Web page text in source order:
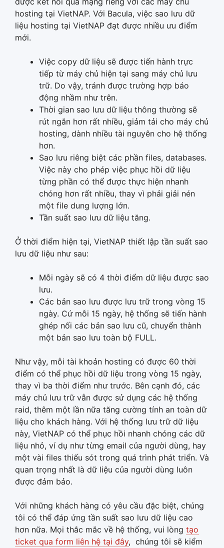
hosting tại VietNAP. Với Bacula, việc sao lưu dữ
liệu hosting tại VietNAP đạt được nhiều ưu điểm
mới.
Việc copy dữ liệu sẽ được tiến hành trực
tiếp từ máy chủ hiện tại sang máy chủ lưu
trữ. Do vậy, tránh được trường hợp báo
động nhầm như trên.
Thời gian sao lưu dữ liệu thông thường sẽ
rút ngắn hơn rất nhiều, giảm tải cho máy chủ
hosting, dành nhiều tài nguyên cho hệ thống
hơn.
Sao lưu riêng biệt các phần files, databases.
Việc này cho phép việc phục hồi dữ liệu
từng phần có thể được thực hiện nhanh
chóng hơn rất nhiều, thay vì phải giải nén
một file dung lượng lớn.
Tần suất sao lưu dữ liệu tăng.
Ở thời điểm hiện tại, VietNAP thiết lập tần suất sao
lưu dữ liệu như sau:
Mỗi ngày sẽ có 4 thời điểm dữ liệu được sao
lưu.
Các bản sao lưu được lưu trữ trong vòng 15
ngày. Cứ mỗi 15 ngày, hệ thống sẽ tiến hành
ghép nối các bản sao lưu cũ, chuyển thành
một bản sao lưu toàn bộ FULL.
Như vậy, mỗi tài khoản hosting có được 60 thời
điểm có thể phục hồi dữ liệu trong vòng 15 ngày,
thay vì ba thời điểm như trước. Bên cạnh đó, các
máy chủ lưu trữ vẫn được sử dụng các hệ thống
raid, thêm một lần nữa tăng cường tính an toàn dữ
liệu cho khách hàng. Với hệ thống lưu trữ dữ liệu
này, VietNAP có thể phục hồi nhanh chóng các dữ
liệu nhỏ, ví dụ như từng email của người dùng, hay
một vài files thiếu sót trong quá trình phát triển. Và
quan trọng nhất là dữ liệu của người dùng luôn
được đảm bảo.
Với những khách hàng có yêu cầu đặc biệt, chúng
tôi có thể đáp ứng tần suất sao lưu dữ liệu cao
hơn nữa. Mọi thắc mắc về hệ thống, vui lòng tạo
ticket qua form liên hệ tại đây, chúng tôi sẽ kiểm